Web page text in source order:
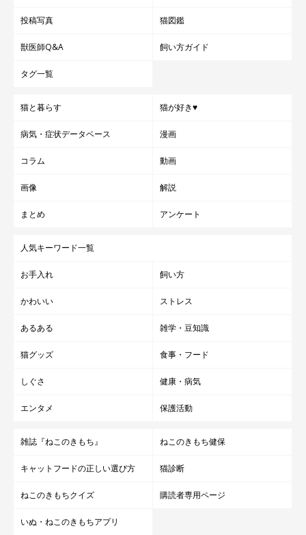
小さい体で「ニャアーッ」と威嚇
きもちWEB MAGAZINE）
カンのラテちゃん。
投稿写真 猫図鑑
獣医師Q&A 飼い方ガイド
タグ一覧
猫と暮らす 猫が好き♥
病気・症状データベース 漫画
コラム 動画
画像 解説
まとめ アンケート
人気キーワード一覧
お手入れ 飼い方
かわいい ストレス
あるある 雑学・豆知識
猫グッズ 食事・フード
しぐさ 健康・病気
エンタメ 保護活動
雑誌『ねこのきもち』 ねこのきもち健保
キャットフードの正しい選び方 猫診断
ねこのきもちクイズ 購読者専用ページ
いぬ・ねこのきもちアプリ